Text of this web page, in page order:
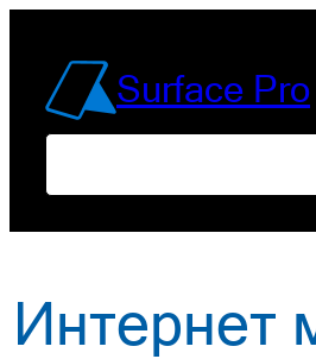
содержимомуSurface Pro
Интернет